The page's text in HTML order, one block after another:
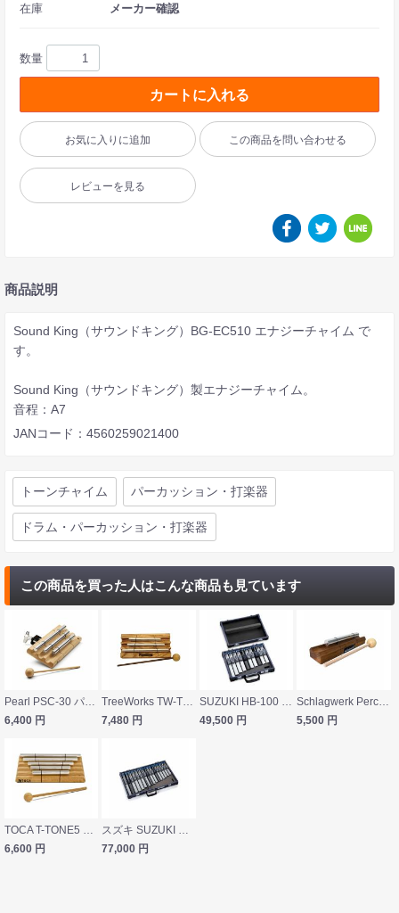
在庫 メーカー確認
数量
カートに入れる
お気に入りに追加 この商品を問い合わせる
レビューを見る
商品説明
Sound King（サウンドキング）BG-EC510 エナジーチャイム で
す。
Sound King（サウンドキング）製エナジーチャイム。
音程：A7
JANコード：4560259021400
トーンチャイム パーカッション・打楽器
ドラム・パーカッション・打楽器
この商品を買った人はこんな商品も見ています
6,400 円
7,480 円
49,500 円
5,500 円
6,600 円
77,000 円